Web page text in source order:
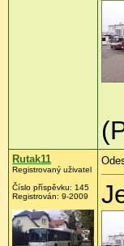
Rutak11
Registrovaný uživatel
Číslo příspěvku: 145
Registrován: 9-2009